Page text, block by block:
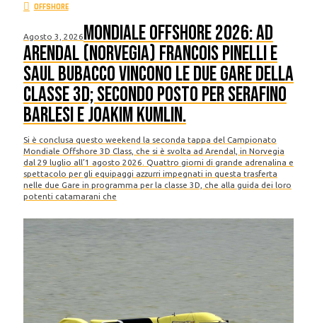
OFFSHORE
Agosto 3, 2026Mondiale Offshore 2026: ad
Arendal (Norvegia) Francois Pinelli e
Saul Bubacco vincono le due Gare della
classe 3D; secondo posto per Serafino
Barlesi e Joakim Kumlin.
Si è conclusa questo weekend la seconda tappa del Campionato
Mondiale Offshore 3D Class, che si è svolta ad Arendal, in Norvegia
dal 29 luglio all’1 agosto 2026. Quattro giorni di grande adrenalina e
spettacolo per gli equipaggi azzurri impegnati in questa trasferta
nelle due Gare in programma per la classe 3D, che alla guida dei loro
potenti catamarani che